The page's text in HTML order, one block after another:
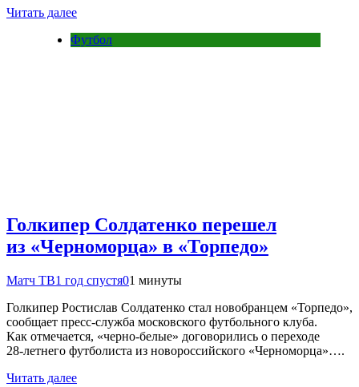
Читать далее
Футбол
Голкипер Солдатенко перешел
из «Черноморца» в «Торпедо»
Матч ТВ1 год спустя01 минуты
Голкипер Ростислав Солдатенко стал новобранцем «Торпедо»,
сообщает пресс‑служба московского футбольного клуба.
Как отмечается, «черно‑белые» договорились о переходе
28‑летнего футболиста из новороссийского «Черноморца»….
Читать далее